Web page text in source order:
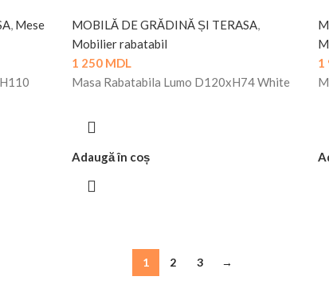
, Mese
MOBILĂ DE GRĂDINĂ ȘI TERASA,
Mobilier rabatabil
1 250 MDL
Masa Rabatabila Lumo D120xH74 White
Adaugă în coș
1
1 2 3 →